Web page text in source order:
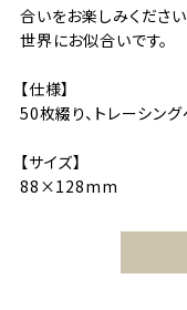
合いをお楽しみくださ
世界にお似合いです。
【仕様】
50枚綴り、トレーシン
【サイズ】
88×128mm